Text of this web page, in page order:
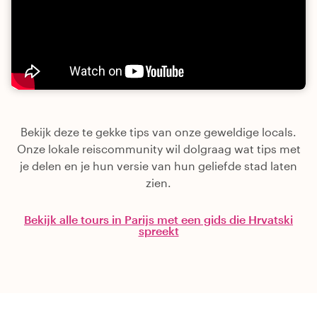
Bekijk deze te gekke tips van onze geweldige locals.
Onze lokale reiscommunity wil dolgraag wat tips met
je delen en je hun versie van hun geliefde stad laten
zien.
Bekijk alle tours in Parijs met een gids die Hrvatski
spreekt